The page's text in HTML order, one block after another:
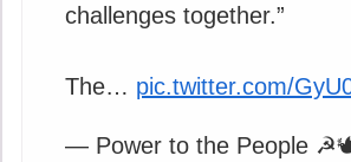
challenges together.”
The… pic.twitter.com/
— Power to the People